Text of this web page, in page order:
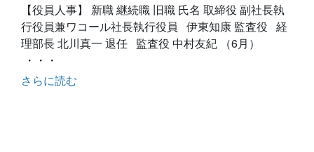
【役員人事】 新職 継続職 旧職 氏名 取締役 副社長執
行役員兼ワコール社長執行役員 伊東知康 監査役 経
理部長 北川真一 退任 監査役 中村友紀 （6月）
・・・
さらに読む